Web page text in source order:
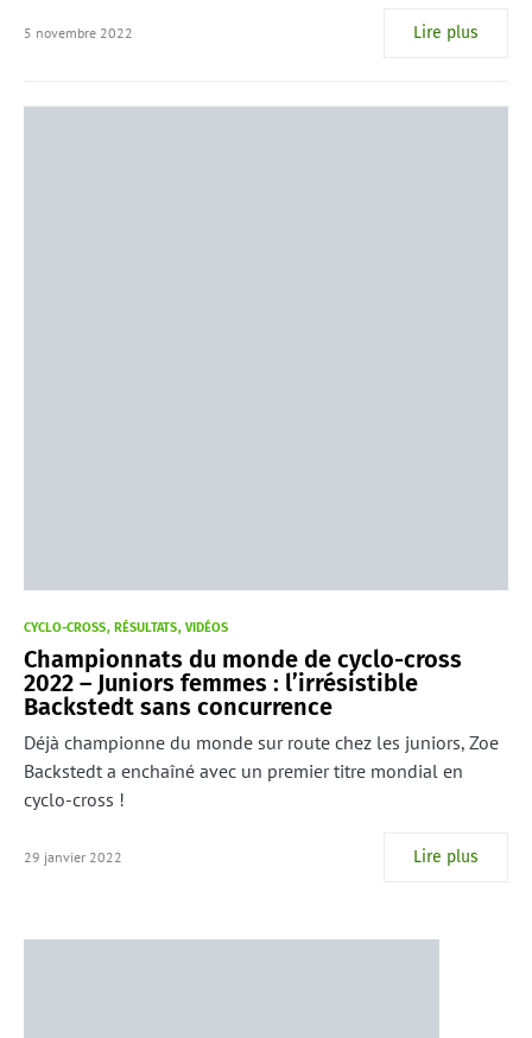
5 novembre 2022 Lire plus
CYCLO-CROSS RÉSULTATS VIDÉOS
Championnats du monde de cyclo-cross
2022 – Juniors femmes : l’irrésistible
Backstedt sans concurrence
Déjà championne du monde sur route chez les juniors, Zoe
Backstedt a enchaîné avec un premier titre mondial en
cyclo-cross !
29 janvier 2022 Lire plus